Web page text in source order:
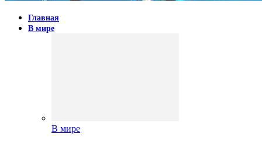
Главная
В мире
В мире